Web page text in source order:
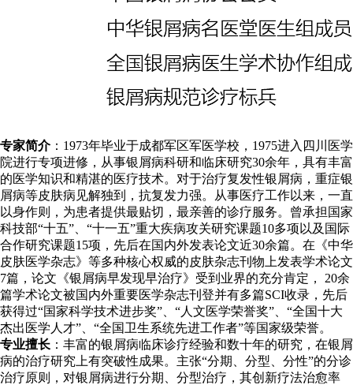
专家简介：1973年毕业于成都军区军医学校，1975进入四川医学
院进行专项进修，从事银屑病科研和临床研究30余年，具有丰富
的医学知识和精湛的医疗技术。对于治疗复发性银屑病，重症银
屑病等皮肤病见解独到，抗复发力强。从事医疗工作以来，一直
以身作则，为患者提供最贴切，最亲善的诊疗服务。曾承担国家
科技部“十五”、“十一五”重大疾病攻关研究课题10多项以及国际
合作研究课题15项，先后在国内外发表论文近30余篇。在《中华
皮肤医学杂志》等多种核心权威的皮肤杂志刊物上发表学术论文
7篇，论文《银屑病早发现早治疗》受到业界的充分肯定， 20余
篇学术论文被国内外重要医学杂志刊登并有多篇SCI收录，先后
获得过“国家科学技术进步奖”、“人文医学荣誉奖”、“全国十大
杰出医学人才”、“全国卫生系统先进工作者”等国家级荣誉。
专业擅长 ：丰富的银屑病临床诊疗经验和数十年的研究，在银屑
病的治疗研究上有突破性成果。主张“分期、分型、分性”的分诊
治疗原则，对银屑病进行分期、分型治疗，其创新疗法治愈率